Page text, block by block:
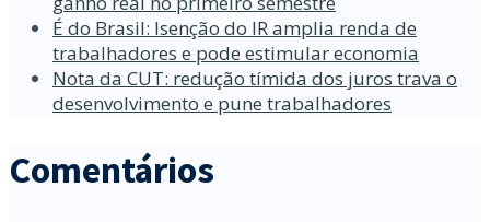
É do Brasil: Isenção do IR amplia renda de
trabalhadores e pode estimular economia
Nota da CUT: redução tímida dos juros trava o
desenvolvimento e pune trabalhadores
Comentários